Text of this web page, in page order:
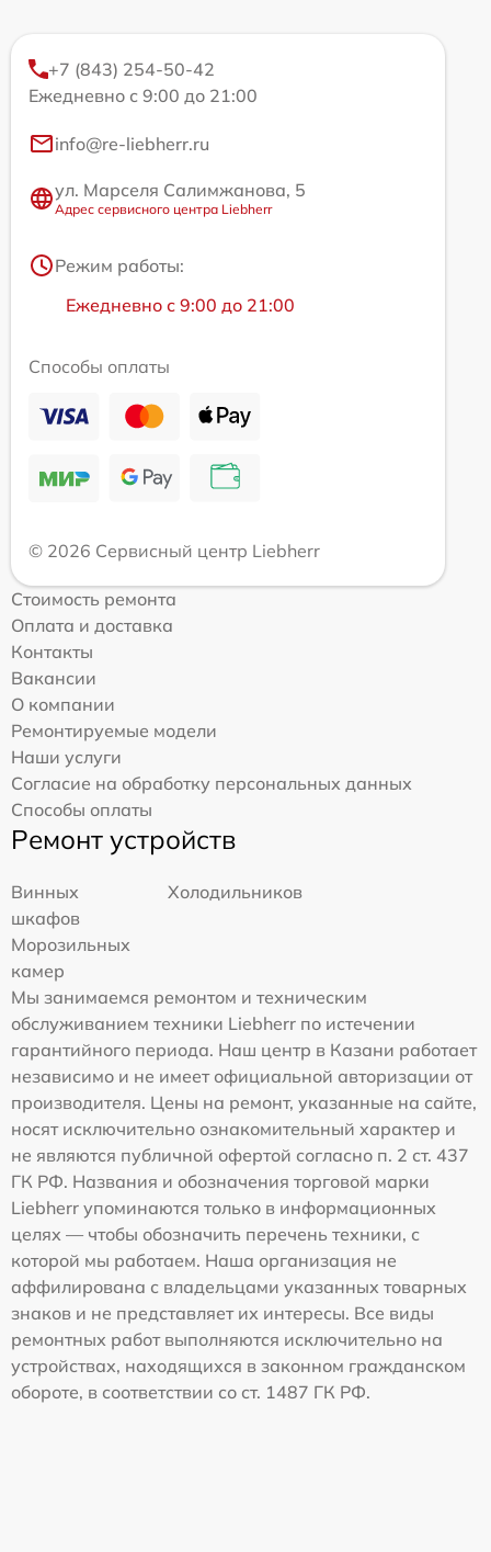
+7 (843) 254-50-42
Ежедневно с 9:00 до 21:00
info@re-liebherr.ru
ул. Марселя Салимжанова, 5
Адрес сервисного центра Liebherr
Режим работы:
Ежедневно с 9:00 до 21:00
Способы оплаты
© 2026 Сервисный центр Liebherr
Стоимость ремонта
Оплата и доставка
Контакты
Вакансии
О компании
Ремонтируемые модели
Наши услуги
Согласие на обработку персональных данных
Способы оплаты
Ремонт устройств
Винных
шкафов
Холодильников
Морозильных
камер
Мы занимаемся ремонтом и техническим
обслуживанием техники Liebherr по истечении
гарантийного периода. Наш центр в Казани работает
независимо и не имеет официальной авторизации от
производителя. Цены на ремонт, указанные на сайте,
носят исключительно ознакомительный характер и
не являются публичной офертой согласно п. 2 ст. 437
ГК РФ. Названия и обозначения торговой марки
Liebherr упоминаются только в информационных
целях — чтобы обозначить перечень техники, с
которой мы работаем. Наша организация не
аффилирована с владельцами указанных товарных
знаков и не представляет их интересы. Все виды
ремонтных работ выполняются исключительно на
устройствах, находящихся в законном гражданском
обороте, в соответствии со ст. 1487 ГК РФ.